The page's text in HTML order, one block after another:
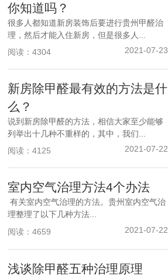
你知道吗？
很多人都知道新房装饰后要进行贵州甲醛治
理，然后才能入住新房，但是很多人...
2021-07-23
阅读：4304
新房除甲醛最有效的方法是什
么？
说到新房除甲醛的方法，相信大家至少能够
列举出十几种不重样的，其中，我们...
2021-07-22
阅读：4125
室内空气治理方法4个办法
有关室内空气治理的方法。贵州室内空气治
理整理了以下几种方法...
2021-07-22
阅读：4659
浅谈除甲醛五种治理原理